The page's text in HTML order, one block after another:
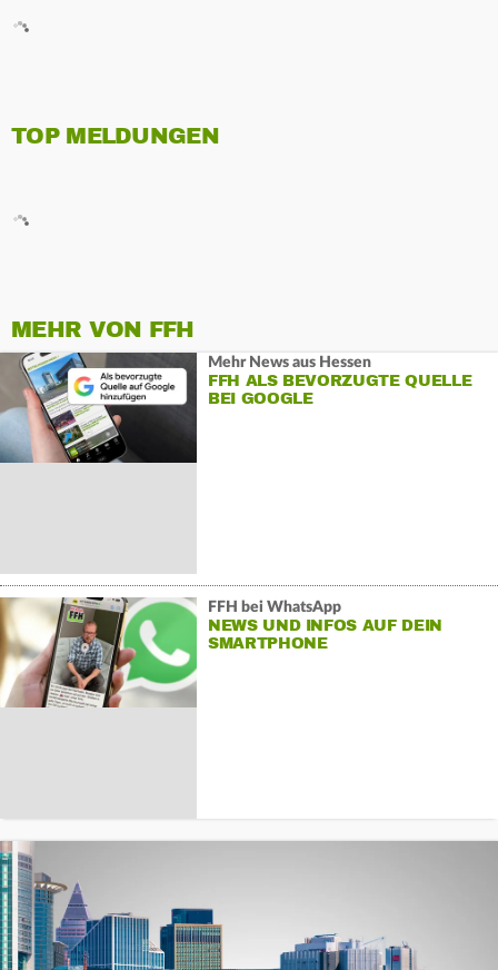
TOP MELDUNGEN
MEHR VON FFH
Mehr News aus Hessen
FFH ALS BEVORZUGTE QUELLE
BEI GOOGLE
FFH bei WhatsApp
NEWS UND INFOS AUF DEIN
SMARTPHONE